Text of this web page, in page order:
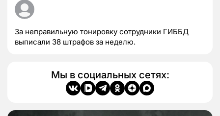
За неправильную тонировку сотрудники ГИББД
выписали 38 штрафов за неделю.
Мы в социальных сетях: